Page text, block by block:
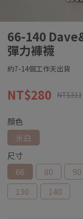
66-140
彈力褲襪
約7-14個工作天出貨
NT$280 NT$311
顏色
米白
尺寸
66
80 90
130
140